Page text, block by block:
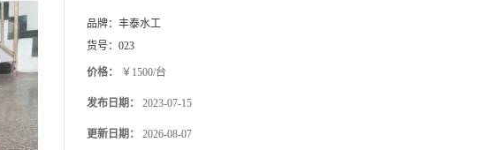
品牌： 丰泰水工
货号： 023
价格： ￥1500/台
发布日期： 2023-07-15
更新日期： 2026-08-07